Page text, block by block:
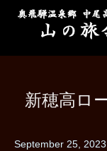
新穂高ロ
September 25,